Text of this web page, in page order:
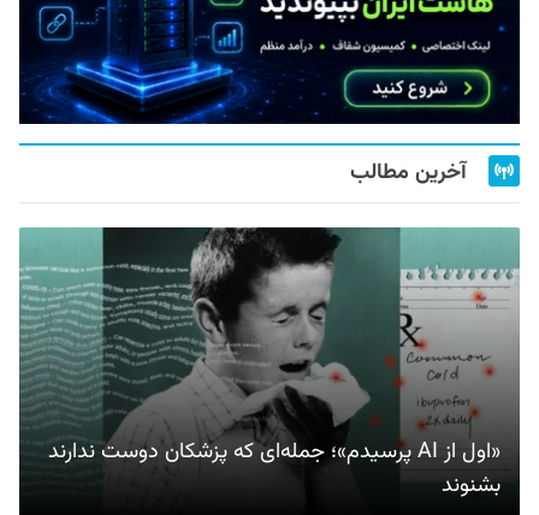
آخرین مطالب
«اول از AI پرسیدم»؛ جمله‌ای که پزشکان دوست ندارند
بشنوند